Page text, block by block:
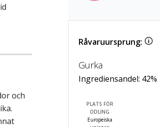
och
Råvaruursprung:
Gurka
Ingrediensandel: 42%
PLATS FÖR
ODLING
Europeiska